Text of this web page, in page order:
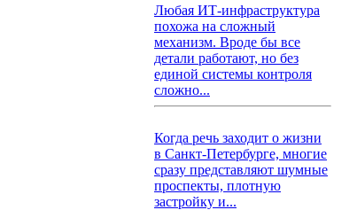
Любая ИТ-инфраструктура
похожа на сложный
механизм. Вроде бы все
детали работают, но без
единой системы контроля
сложно...
Когда речь заходит о жизни
в Санкт-Петербурге, многие
сразу представляют шумные
проспекты, плотную
застройку и...